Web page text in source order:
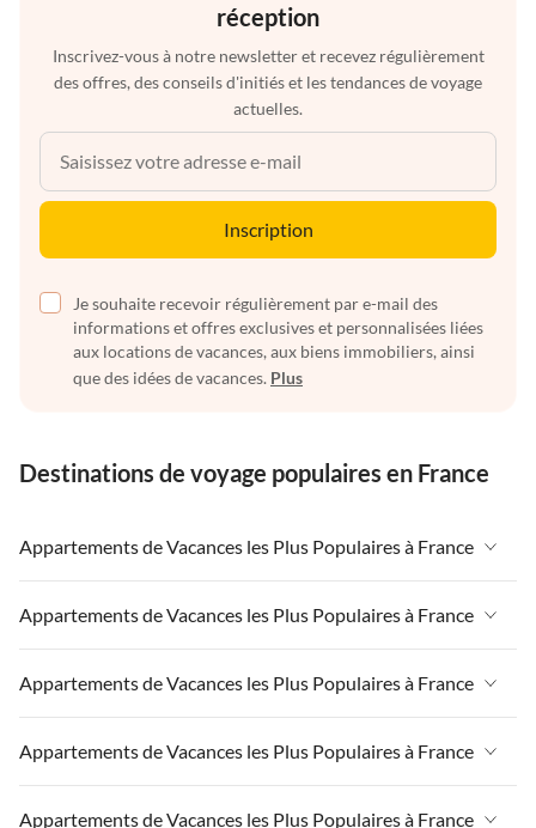
réception
Inscrivez-vous à notre newsletter et recevez régulièrement
des offres, des conseils d'initiés et les tendances de voyage
actuelles.
Inscription
Je souhaite recevoir régulièrement par e-mail des
informations et offres exclusives et personnalisées liées
aux locations de vacances, aux biens immobiliers, ainsi
que des idées de vacances. Plus
Destinations de voyage populaires en France
Appartements de Vacances les Plus Populaires à France
Appartements de Vacances à France
Appartements de Vacances à Paris-Ile de France
Appartements de Vacances à Paris
Appartements de Vacances à Côte atlantique
Appartements de Vacances les Plus Populaires à France
Appartements de Vacances à France
Appartements de Vacances à Paris-Ile de France
Appartements de Vacances à Paris
Appartements de Vacances les Plus Populaires à France
Appartements de Vacances à France
Appartements de Vacances à Paris-Ile de France
Appartements de Vacances les Plus Populaires à France
Appartements de Vacances à France
Appartements de Vacances les Plus Populaires à France